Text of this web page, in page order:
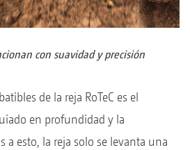
con suavidad y precisión
de la reja RoTeC es el
en profundidad y la
a esto, la reja solo se levanta una